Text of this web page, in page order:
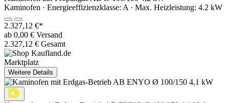
Kaminofen · Energieeffizienzklasse: A · Max. Heizleistung: 4.2 kW
2.327,12 €*
ab 0,00 € Versand
2.327,12 € Gesamt
Marktplatz
Weitere Details